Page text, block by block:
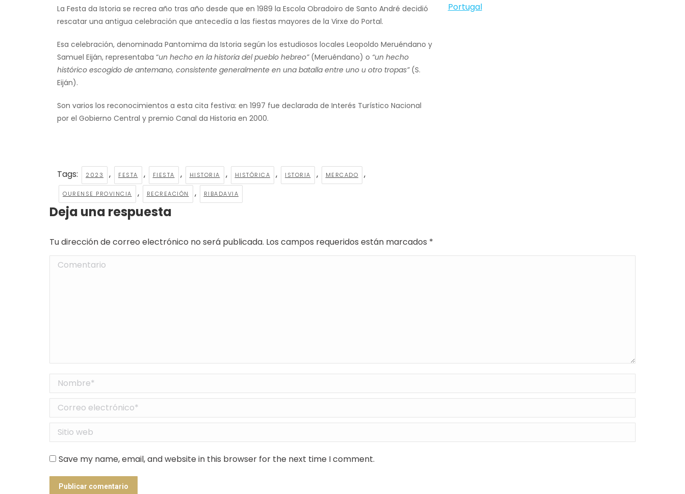
La Festa da Istoria se recrea año tras año desde que en 1989 la Escola Obradoiro de Santo André decidió
rescatar una antigua celebración que antecedía a las fiestas mayores de la Virxe do Portal.
Esa celebración, denominada Pantomima da Istoria según los estudiosos locales Leopoldo Meruéndano y
Samuel Eiján, representaba “un hecho en la historia del pueblo hebreo”(Meruéndano) o “un hecho
histórico escogido de antemano, consistente generalmente en una batalla entre uno u otro tropas”(S.
Eiján).
Son varios los reconocimientos a esta cita festiva: en 1997 fue declarada de Interés Turístico Nacional
por el Gobierno Central y premio Canal da Historia en 2000.
Tags: 2023 , FESTA , FIESTA , HISTORIA , HISTÓRICA , ISTORIA , MERCADO ,
OURENSE PROVINCIA , RECREACIÓN , RIBADAVIA
Portugal
Deja una respuesta
Tu dirección de correo electrónico no será publicada. Los campos requeridos están marcados *
Comentario
Nombre *
Correo electrónico *
Sitio web
Save my name, email, and website in this browser for the next time I comment.
Publicar comentario